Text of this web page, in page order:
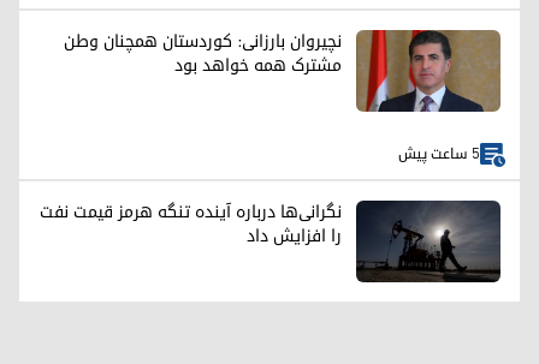
نچیروان بارزانی: کوردستان همچنان وطن
مشترک همه خواهد بود
5 ساعت پیش
نگرانی‌ها درباره آینده تنگه هرمز قیمت نفت
را افزایش داد